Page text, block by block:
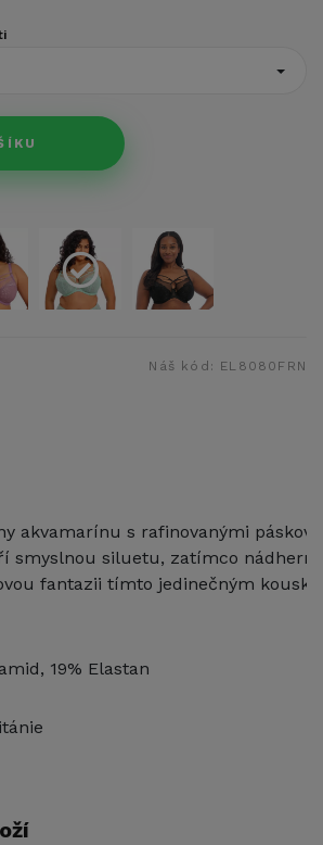
Náš kód: EL8080FRN
akvamarínu s rafinovanými
smyslnou siluetu, zatímco
fantazii tímto jedinečným
19% Elastan